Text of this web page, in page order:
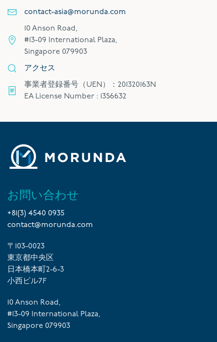
contact-asia@morunda.com
10 Anson Road,
#13-09 International Plaza,
Singapore 079903
アクセス
事業者登録番号（UEN）：201320163N
EA License Number : 13S6632
お問い合わせ
+81(3) 4540 0935
contact@morunda.com
〒103-0023
東京都中央区
日本橋本町2-6-3
小西ビル7F
10 Anson Road,
#13-09 International Plaza,
Singapore 079903